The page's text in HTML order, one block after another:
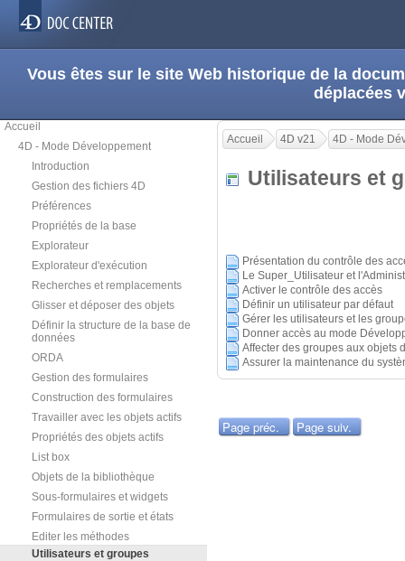
Vous êtes sur le site Web historique de la
déplacées
Accueil
4D - Mode Développement
Introduction
Gestion des fichiers 4D
Préférences
Propriétés de la base
Explorateur
Explorateur d'exécution
Recherches et remplacements
Glisser et déposer des objets
Définir la structure de la base de
données
ORDA
Gestion des formulaires
Construction des formulaires
Travailler avec les objets actifs
Propriétés des objets actifs
List box
Objets de la bibliothèque
Sous-formulaires et widgets
Formulaires de sortie et états
Editer les méthodes
Utilisateurs et groupes
Accueil 4D v21 4D - Mode
Utilisateurs et
Présentation du contrôle des
Le Super_Utilisateur et
Activer le contrôle des accès
Définir un utilisateur par défaut
Gérer les utilisateurs et les
Donner accès au mode
Affecter des groupes aux objets
Assurer la maintenance du
Page préc. Page suiv.